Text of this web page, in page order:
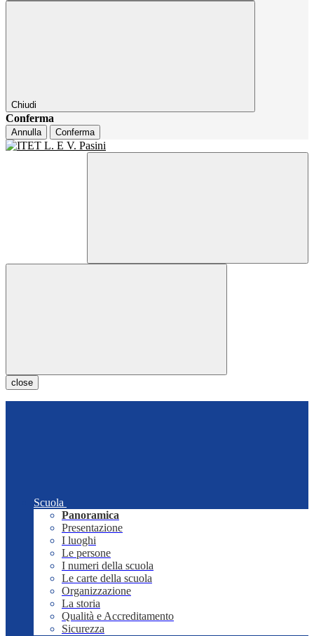
Chiudi
Conferma
Annulla Conferma
close
Scuola
Panoramica
Presentazione
I luoghi
Le persone
I numeri della scuola
Le carte della scuola
Organizzazione
La storia
Qualità e Accreditamento
Sicurezza